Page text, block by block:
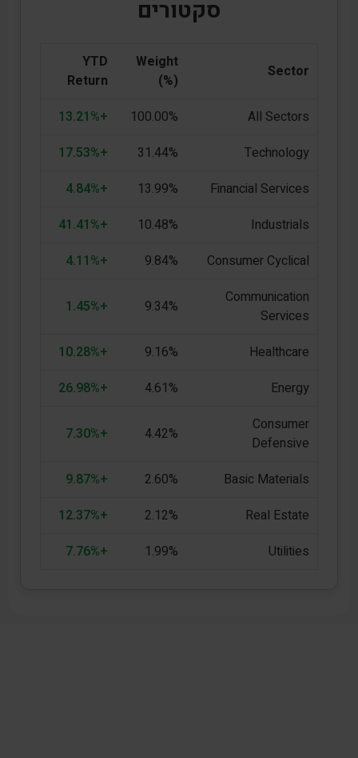
סקטורים
Sector
Weight
(%)
YTD
Return
All Sectors
100.00%
+13.21%
Technology
31.44%
+17.53%
Financial Services
13.99%
+4.84%
Industrials
10.48%
+41.41%
Consumer Cyclical
9.84%
+4.11%
Communication
Services
9.34%
+1.45%
Healthcare
9.16%
+10.28%
Energy
4.61%
+26.98%
Consumer
Defensive
4.42%
+7.30%
Basic Materials
2.60%
+9.87%
Real Estate
2.12%
+12.37%
Utilities
1.99%
+7.76%